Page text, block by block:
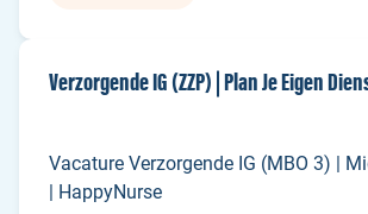
Verzorgende IG (ZZP) | Plan Je Eigen
Vacature Verzorgende IG (MBO 3) |
| HappyNurse